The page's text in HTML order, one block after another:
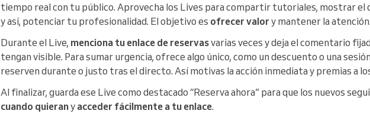
tiempo real con tu público. Aprovecha los Lives para compartir tutoriales, mostrar el
y así, potenciar tu profesionalidad. El objetivo es ofrecer valory mantener la atención.
Durante el Live, menciona tu enlace de reservasvarias veces y deja el comentario
tengan visible. Para sumar urgencia, ofrece algo único, como un descuento o una
reserven durante o justo tras el directo. Así motivas la acción inmediata y premias a
Al finalizar, guarda ese Live como destacado “Reserva ahora” para que los nuevos
cuando quierany acceder fácilmente a tu enlace.